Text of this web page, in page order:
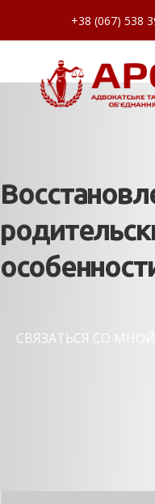
+38 (067) 538
СВЯЗАТЬСЯ СО МНОЙ